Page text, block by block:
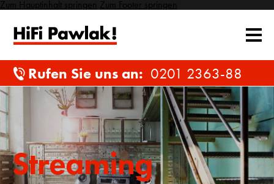
Zum Hauptinhalt springen Zum Footer springen
Rufen Sie uns an: 0201 2363-88
Streaming